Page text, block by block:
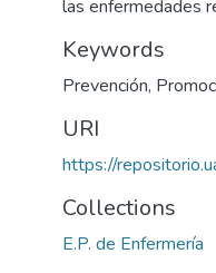
las enfermedades
Keywords
Prevención,
URI
https://
Collections
E.P. de Enfermería